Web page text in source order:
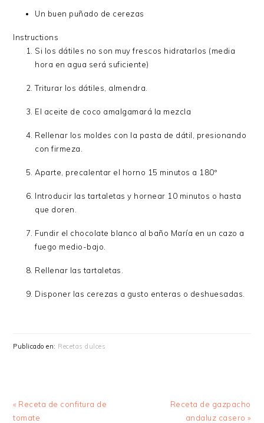
Un buen puñado de cerezas
Instructions
Si los dátiles no son muy frescos hidratarlos (media
hora en agua será suficiente)
Triturar los dátiles, almendra.
El aceite de coco amalgamará la mezcla
Rellenar los moldes con la pasta de dátil, presionando
con firmeza.
Aparte, precalentar el horno 15 minutos a 180º
Introducir las tartaletas y hornear 10 minutos o hasta
que doren.
Fundir el chocolate blanco al baño María en un cazo a
fuego medio-bajo.
Rellenar las tartaletas.
Disponer las cerezas a gusto enteras o deshuesadas.
Publicado en: Recetas dulces
Entrada
anterior:
« Receta de confitura de
tomate
Siguiente
entrada:
Receta de gazpacho
andaluz casero »